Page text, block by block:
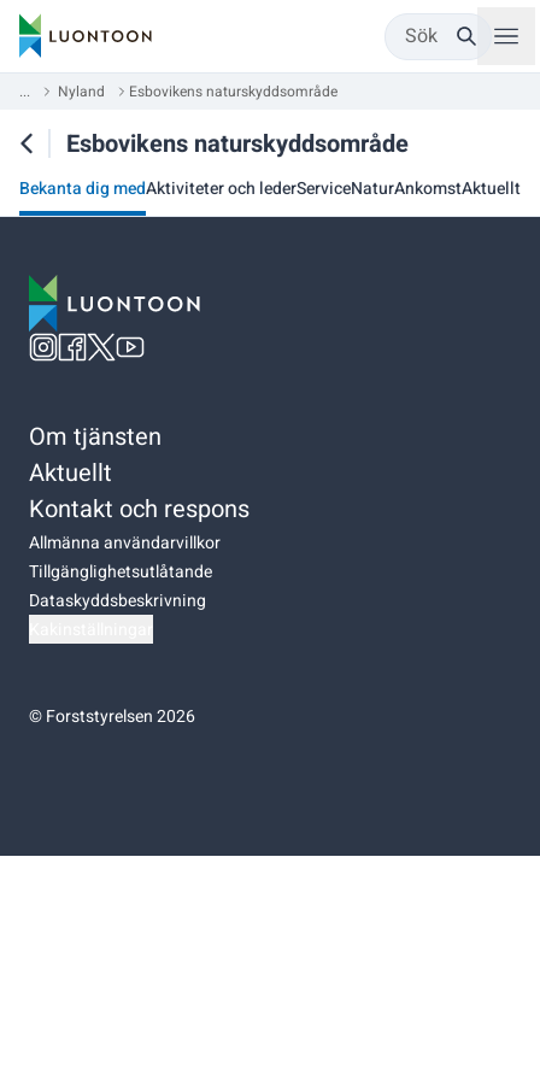
Sök
... Nyland Esbovikens naturskyddsområde
Esbovikens naturskyddsområde
Bekanta dig medAktiviteter och lederServiceNaturAnkomstAktuellt
Om tjänsten
Aktuellt
Kontakt och respons
Allmänna användarvillkor
Tillgänglighetsutlåtande
Dataskyddsbeskrivning
©Forststyrelsen 2026